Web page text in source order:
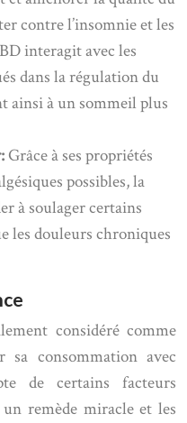
contre l’insomnie et les
interagit avec les
dans la régulation du
ainsi à un sommeil plus
Grâce à ses propriétés
possibles, la
à soulager certains
les douleurs chroniques
considéré comme
sa consommation avec
de certains facteurs
remède miracle et les